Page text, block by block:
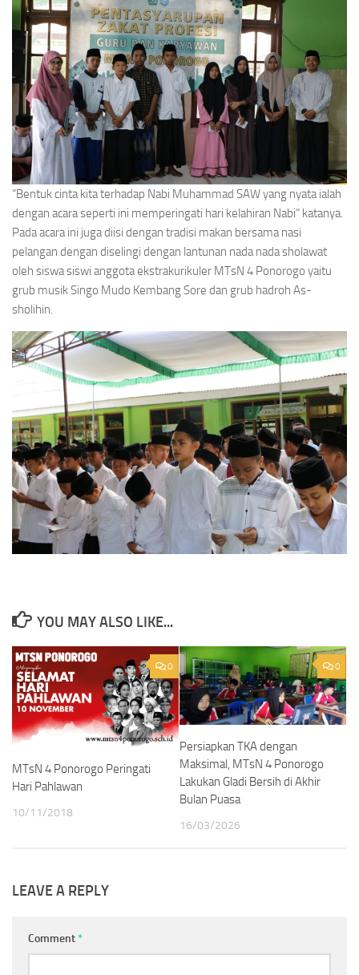
“Bentuk cinta kita terhadap Nabi Muhammad SAW yang nyata ialah
dengan acara seperti ini memperingati hari kelahiran Nabi“ katanya.
Pada acara ini juga diisi dengan tradisi makan bersama nasi
pelangan dengan diselingi dengan lantunan nada nada sholawat
oleh siswa siswi anggota ekstrakurikuler MTsN 4 Ponorogo yaitu
grub musik Singo Mudo Kembang Sore dan grub hadroh As-
sholihin.
YOU MAY ALSO LIKE...
0
MTsN 4 Ponorogo Peringati
Hari Pahlawan
10/11/2018
0
Persiapkan TKA dengan
Maksimal, MTsN 4 Ponorogo
Lakukan Gladi Bersih di Akhir
Bulan Puasa
16/03/2026
LEAVE A REPLY
Comment*